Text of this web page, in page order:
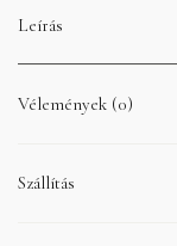
Leírás
Vélemények (0)
Szállítás